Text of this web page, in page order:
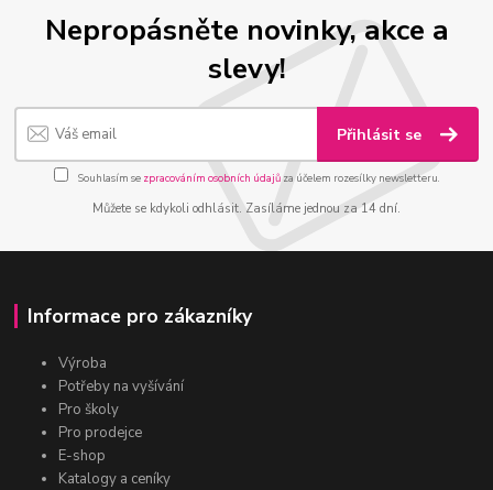
Nepropásněte novinky, akce a
slevy!
Přihlásit se
Souhlasím se zpracováním osobních údajůza účelem rozesílky newsletteru.
Můžete se kdykoli odhlásit. Zasíláme jednou za 14 dní.
Informace pro zákazníky
Výroba
Potřeby na vyšívání
Pro školy
Pro prodejce
E-shop
Katalogy a ceníky